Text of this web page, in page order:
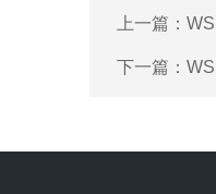
上一篇：
下一篇：